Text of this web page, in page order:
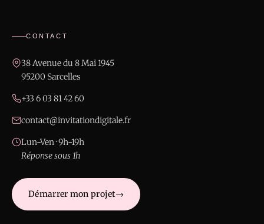
CONTACT
38 Avenue du 8 Mai 1945
95200 Sarcelles
+33 6 03 81 42 60
contact@invitationdigitale.fr
Lun-Ven · 9h-19h
Réponse sous 1h
Démarrer mon projet